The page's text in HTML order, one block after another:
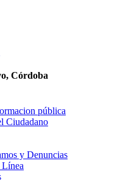
Córdoba
pública
Ciudadano
y Denuncias